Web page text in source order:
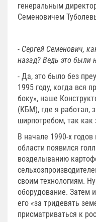
генеральным
Семеновичем
- Сергей Семенович,
назад? Ведь это были
- Да, это было без
1995 году, когда вся
боку», наше
(КБМ), где я работал,
ширпотребом, так как
В начале 1990-х
области появился
возделыванию
своим технологиям.
оборудование. Затем
его «за тридевять
присматриваться к